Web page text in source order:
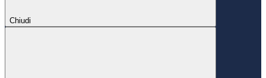
Chiudi